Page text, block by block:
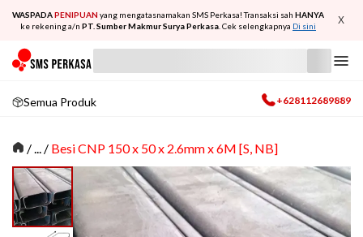
WASPADAPENIPUAN yang mengatasnamakan SMS Perkasa! Transaksi sah HANYA
ke rekening a/n PT. Sumber Makmur Surya Perkasa . Cek selengkapnya Di sini X
Semua Produk +628112689889
/... / Besi CNP 150 x 50 x 2.6mm x 6M [S, NB]